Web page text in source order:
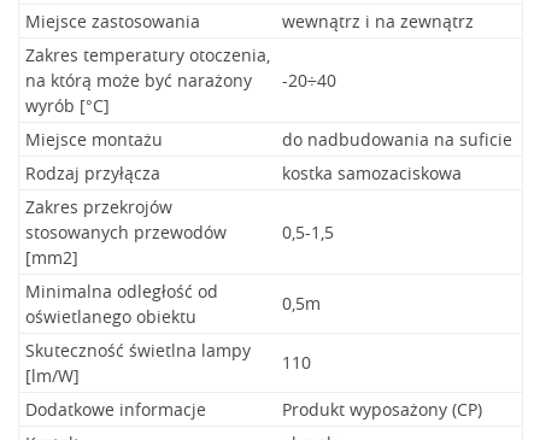
Miejsce zastosowania
wewnątrz i na zewnątrz
Zakres temperatury otoczenia,
na którą może być narażony
wyrób [°C]
-20÷40
Miejsce montażu
do nadbudowania na suficie
Rodzaj przyłącza
kostka samozaciskowa
Zakres przekrojów
stosowanych przewodów
[mm2]
0,5-1,5
Minimalna odległość od
oświetlanego obiektu
0,5m
Skuteczność świetlna lampy
[lm/W]
110
Dodatkowe informacje
Produkt wyposażony (CP)